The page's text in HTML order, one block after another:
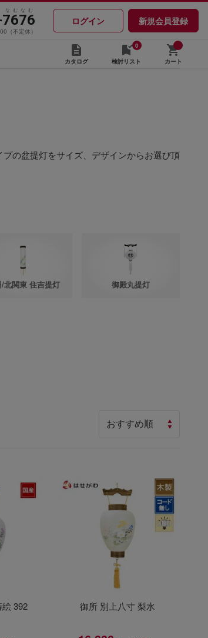
むなむ
（不定休）
ログイン 新規会員登録
カタログ
0
検討リスト
カート
の盆提灯をサイズ、デザインからお選び頂
/北関東 住吉提灯 御殿丸提灯
392 御所 別上八寸 梨水